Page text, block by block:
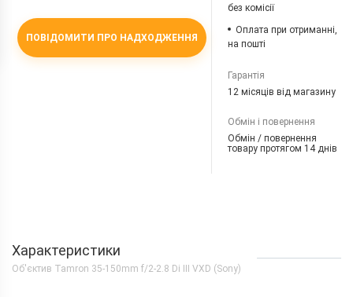
ПОВІДОМИТИ ПРО НАДХОДЖЕННЯ
без комісії
Оплата при отриманні,
на пошті
Гарантія
12 місяців від магазину
Обмін і повернення
Обмін / повернення
товару протягом 14 днів
Характеристики
Об'єктив Tamron 35-150mm f/2-2.8 Di III VXD (Sony)